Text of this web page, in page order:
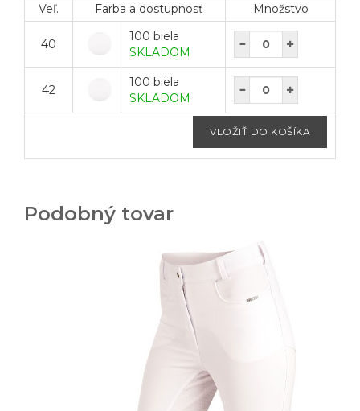
Veľ. Farba a dostupnosť Množstvo
40
100 biela
SKLADOM
42
100 biela
SKLADOM
Podobný tovar